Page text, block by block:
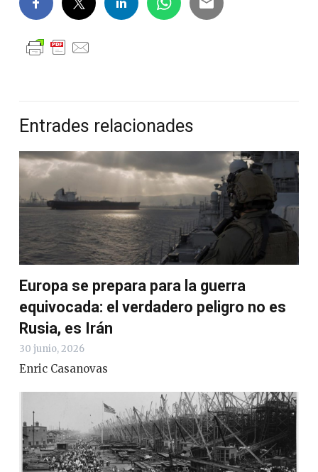
Entrades relacionades
Europa se prepara para la guerra
equivocada: el verdadero peligro no es
Rusia, es Irán
30 junio, 2026
Enric Casanovas